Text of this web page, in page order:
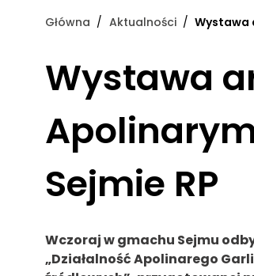
Główna Aktualności Wystawa
Wystawa
Sejmie RP
Wczoraj w gmachu Sejmu
„Działalność Apolinarego